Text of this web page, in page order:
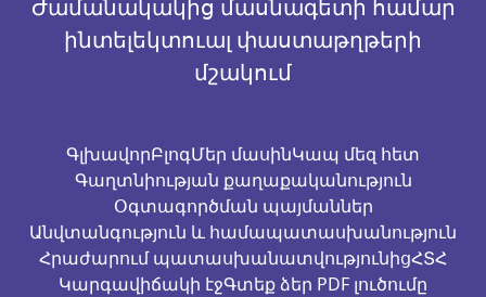
Ժամանակակից մասնագետի համար
ինտելեկտուալ փաստաթղթերի
մշակում
ԳլխավորԲլոգՄեր մասինԿապ մեզ հետ
Գաղտնիության քաղաքականություն
Օգտագործման պայմաններ
Անվտանգություն և համապատասխանություն
Հրաժարում պատասխանատվությունիցՀՏՀ
Կարգավիճակի էջԳտեք ձեր PDF լուծումը